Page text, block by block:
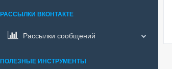
РАССЫЛКИ ВКОНТАКТЕ
Рассылки сообщений
ПОЛЕЗНЫЕ ИНСТРУМЕНТЫ